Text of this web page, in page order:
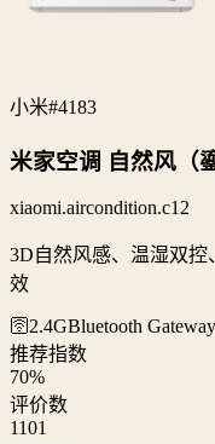
小米#4183
米家空调 自然风（
xiaomi.aircondition.c12
3D自然风感、温湿双
效
🛜2.4GBluetooth Gateway
推荐指数
70%
评价数
1101